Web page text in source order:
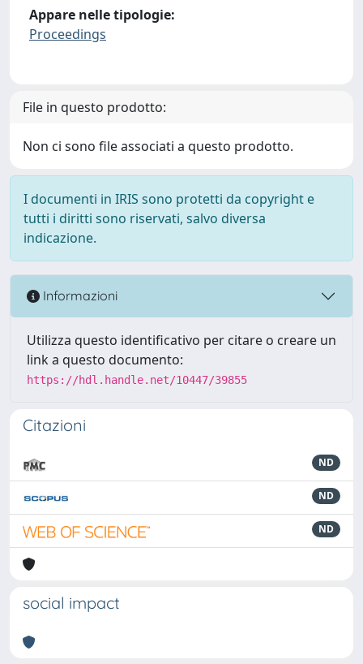
Appare nelle tipologie:
Proceedings
File in questo prodotto:
Non ci sono file associati a questo prodotto.
I documenti in IRIS sono protetti da copyright e
tutti i diritti sono riservati, salvo diversa
indicazione.
Informazioni
Utilizza questo identificativo per citare o creare un
link a questo documento:
https://hdl.handle.net/10447/39855
Citazioni
ND
ND
ND
social impact